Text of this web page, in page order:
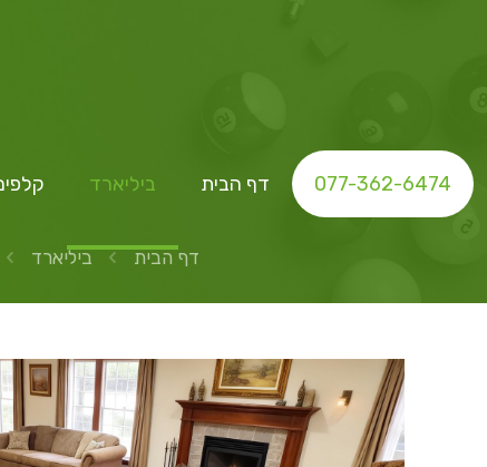
077-362-6474 דף הבית ביליארד
דף הבית ביליארד